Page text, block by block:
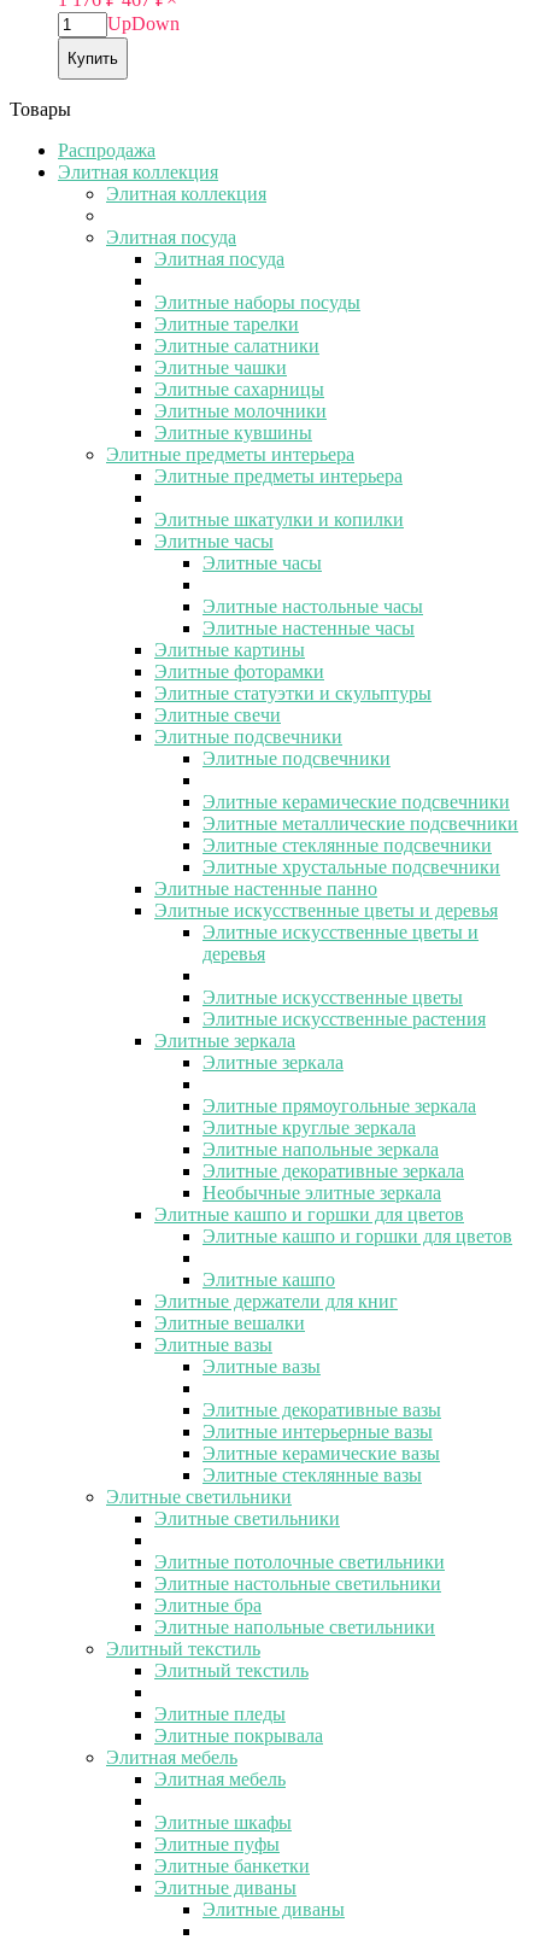
UpDown
Купить
Товары
Распродажа
Элитная коллекция
Элитная коллекция
Элитная посуда
Элитная посуда
Элитные наборы посуды
Элитные тарелки
Элитные салатники
Элитные чашки
Элитные сахарницы
Элитные молочники
Элитные кувшины
Элитные предметы интерьера
Элитные предметы интерьера
Элитные шкатулки и копилки
Элитные часы
Элитные часы
Элитные настольные часы
Элитные настенные часы
Элитные картины
Элитные фоторамки
Элитные статуэтки и скульптуры
Элитные свечи
Элитные подсвечники
Элитные подсвечники
Элитные керамические подсвечники
Элитные металлические подсвечники
Элитные стеклянные подсвечники
Элитные хрустальные подсвечники
Элитные настенные панно
Элитные искусственные цветы и деревья
Элитные искусственные цветы и
деревья
Элитные искусственные цветы
Элитные искусственные растения
Элитные зеркала
Элитные зеркала
Элитные прямоугольные зеркала
Элитные круглые зеркала
Элитные напольные зеркала
Элитные декоративные зеркала
Необычные элитные зеркала
Элитные кашпо и горшки для цветов
Элитные кашпо и горшки для цветов
Элитные кашпо
Элитные держатели для книг
Элитные вешалки
Элитные вазы
Элитные вазы
Элитные декоративные вазы
Элитные интерьерные вазы
Элитные керамические вазы
Элитные стеклянные вазы
Элитные светильники
Элитные светильники
Элитные потолочные светильники
Элитные настольные светильники
Элитные бра
Элитные напольные светильники
Элитный текстиль
Элитный текстиль
Элитные пледы
Элитные покрывала
Элитная мебель
Элитная мебель
Элитные шкафы
Элитные пуфы
Элитные банкетки
Элитные диваны
Элитные диваны